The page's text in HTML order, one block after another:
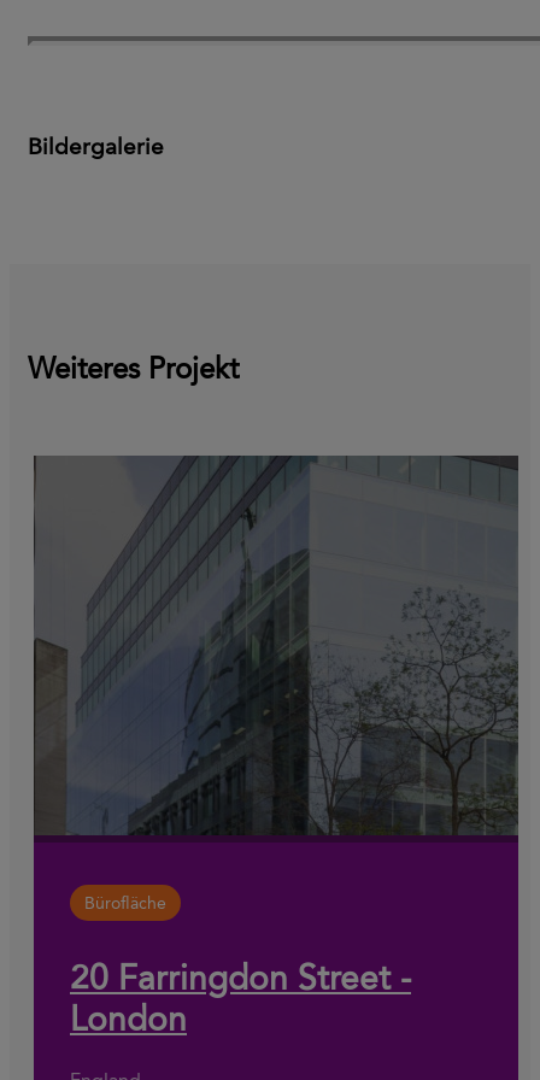
Bildergalerie
Weiteres Projekt
Bürofläche
20 Farringdon Street -
London